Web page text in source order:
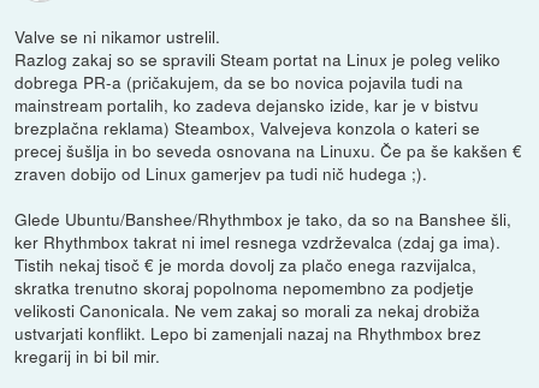
Valve se ni nikamor ustrelil.
Razlog zakaj so se spravili Steam portat na Linux je poleg veliko
dobrega PR-a (pričakujem, da se bo novica pojavila tudi na
mainstream portalih, ko zadeva dejansko izide, kar je v bistvu
brezplačna reklama) Steambox, Valvejeva konzola o kateri se
precej šušlja in bo seveda osnovana na Linuxu. Če pa še kakšen €
zraven dobijo od Linux gamerjev pa tudi nič hudega ;).
Glede Ubuntu/Banshee/Rhythmbox je tako, da so na Banshee šli,
ker Rhythmbox takrat ni imel resnega vzdrževalca (zdaj ga ima).
Tistih nekaj tisoč € je morda dovolj za plačo enega razvijalca,
skratka trenutno skoraj popolnoma nepomembno za podjetje
velikosti Canonicala. Ne vem zakaj so morali za nekaj drobiža
ustvarjati konflikt. Lepo bi zamenjali nazaj na Rhythmbox brez
kregarij in bi bil mir.